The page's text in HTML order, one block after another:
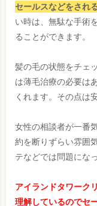
セールスなどをされ
い時は、無駄な手術
ることができます。
髪の毛の状態をチェ
は薄毛治療の必要は
くれます。その点は
女性の相談者が一番
約を断りずらい雰囲
テなどでは問題にな
アイランドタワーク
理解しているのでセ